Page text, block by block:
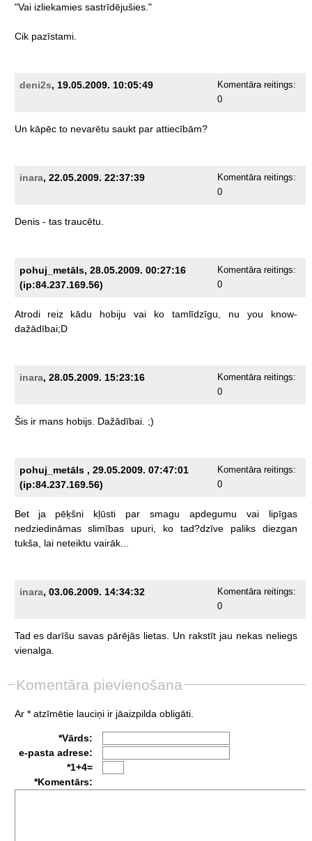
"Vai izliekamies sastrīdējušies."
Cik pazīstami.
deni2s, 19.05.2009. 10:05:49
Komentāra reitings:
0
Un kāpēc to nevarētu saukt par attiecībām?
inara, 22.05.2009. 22:37:39
Komentāra reitings:
0
Denis - tas traucētu.
pohuj_metāls, 28.05.2009. 00:27:16
(ip:84.237.169.56)
Komentāra reitings:
0
Atrodi reiz kādu hobiju vai ko tamlīdzīgu, nu you
know-
dažādībai;D
inara, 28.05.2009. 15:23:16
Komentāra reitings:
0
Šis ir mans hobijs. Dažādībai. ;)
pohuj_metāls , 29.05.2009. 07:47:01
(ip:84.237.169.56)
Komentāra reitings:
0
Bet ja pēķšni kļūsti par smagu apdegumu vai
lipīgas
nedziedināmas slimības upuri, ko tad?dzīve paliks
diezgan
tukša,
lai neteiktu vairāk...
inara, 03.06.2009. 14:34:32
Komentāra reitings:
0
Tad es darīšu savas pārējās lietas. Un rakstīt jau nekas neliegs
vienalga.
Komentāra pievienošana
Ar * atzīmētie lauciņi ir jāaizpilda obligāti.
*Vārds:
e-pasta adrese:
*1+4=
*Komentārs: